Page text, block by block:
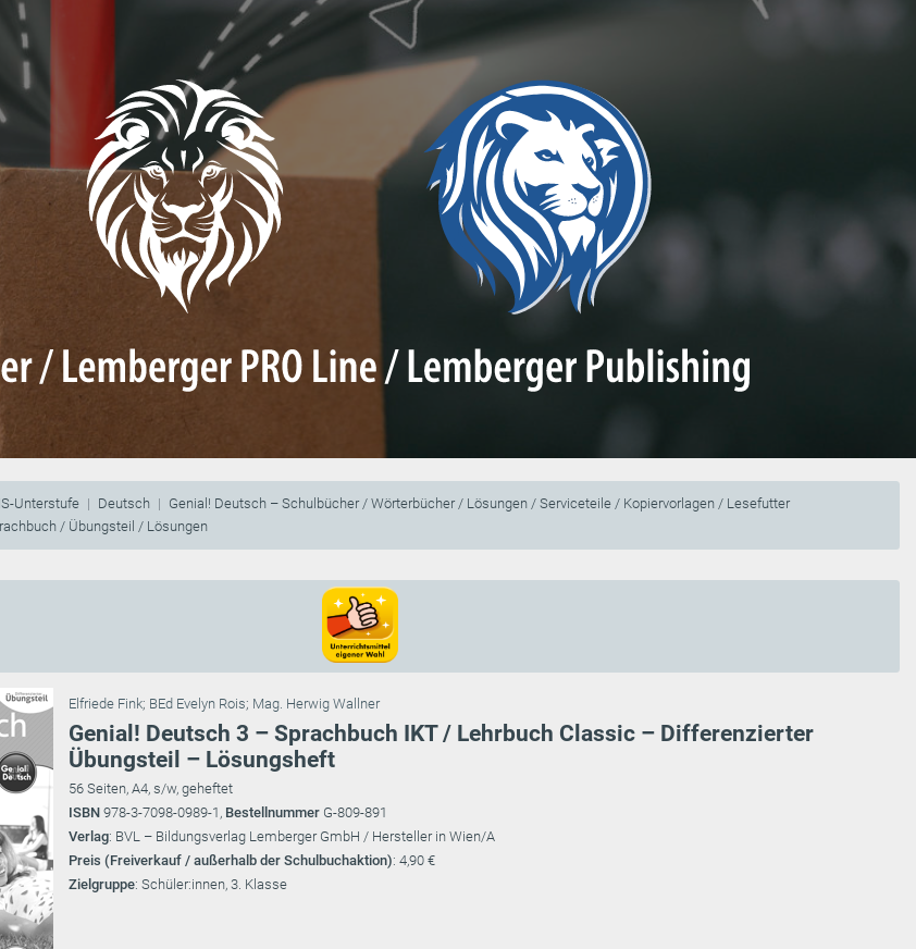
Unterstufe Deutsch
Genial! Deutsch – Schulbücher / Wörterbücher / Lösungen / Serviceteile / Kopiervorlagen / Lesefutter
/ Übungsteil / Lösungen
Elfriede Fink; BEd Evelyn Rois; Mag. Herwig Wallner
Genial! Deutsch 3 – Sprachbuch IKT / Lehrbuch Classic – Differenzierter
Übungsteil – Lösungsheft
56 Seiten, A4, s/w, geheftet
ISBN 978-3-7098-0989-1, Bestellnummer G-809-891
Verlag: BVL – Bildungsverlag Lemberger GmbH / Hersteller in Wien/A
Preis (Freiverkauf / außerhalb der Schulbuchaktion): 4,90 €
Zielgruppe: Schüler:innen, 3. Klasse